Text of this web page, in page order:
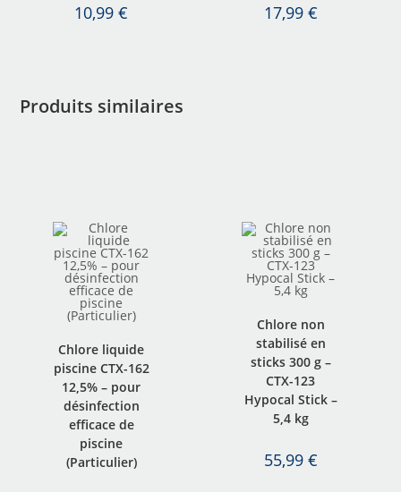
10,99€ 17,99 €
Produits similaires
Chlore liquide
piscine CTX-162
12,5% – pour
désinfection
efficace de
piscine
(Particulier)
Chlore non
stabilisé en
sticks 300 g –
CTX-123
Hypocal Stick –
5,4 kg
55,99 €